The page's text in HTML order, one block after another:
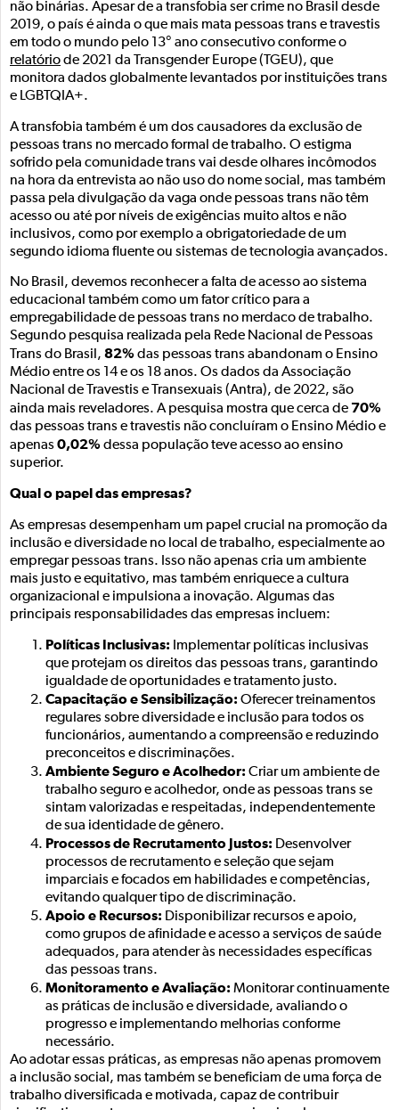
não binárias. Apesar de a transfobia ser crime no Brasil desde
2019, o país é ainda o que mais mata pessoas trans e travestis
em todo o mundo pelo 13° ano consecutivo conforme o
relatóriode 2021 da Transgender Europe (TGEU), que
monitora dados globalmente levantados por instituições trans
e LGBTQIA+.
A transfobia também é um dos causadores da exclusão de
pessoas trans no mercado formal de trabalho. O estigma
sofrido pela comunidade trans vai desde olhares incômodos
na hora da entrevista ao não uso do nome social, mas também
passa pela divulgação da vaga onde pessoas trans não têm
acesso ou até por níveis de exigências muito altos e não
inclusivos, como por exemplo a obrigatoriedade de um
segundo idioma fluente ou sistemas de tecnologia avançados.
No Brasil, devemos reconhecer a falta de acesso ao sistema
educacional também como um fator crítico para a
empregabilidade de pessoas trans no merdaco de trabalho.
Segundo pesquisa realizada pela Rede Nacional de Pessoas
Trans do Brasil, 82%das pessoas trans abandonam o Ensino
Médio entre os 14 e os 18 anos. Os dados da Associação
Nacional de Travestis e Transexuais (Antra), de 2022, são
ainda mais reveladores. A pesquisa mostra que cerca de 70%
das pessoas trans e travestis não concluíram o Ensino Médio e
apenas0,02%dessa população teve acesso ao ensino
superior.
Qual o papel das empresas?
As empresas desempenham um papel crucial na promoção da
inclusão e diversidade no local de trabalho, especialmente ao
empregar pessoas trans. Isso não apenas cria um ambiente
mais justo e equitativo, mas também enriquece a cultura
organizacional e impulsiona a inovação. Algumas das
principais responsabilidades das empresas incluem:
Políticas Inclusivas: Implementar políticas inclusivas
que protejam os direitos das pessoas trans, garantindo
igualdade de oportunidades e tratamento justo.
Capacitação e Sensibilização: Oferecer treinamentos
regulares sobre diversidade e inclusão para todos os
funcionários, aumentando a compreensão e reduzindo
preconceitos e discriminações.
Ambiente Seguro e Acolhedor: Criar um ambiente de
trabalho seguro e acolhedor, onde as pessoas trans se
sintam valorizadas e respeitadas, independentemente
de sua identidade de gênero.
Processos de Recrutamento Justos: Desenvolver
processos de recrutamento e seleção que sejam
imparciais e focados em habilidades e competências,
evitando qualquer tipo de discriminação.
Apoio e Recursos: Disponibilizar recursos e apoio,
como grupos de afinidade e acesso a serviços de saúde
adequados, para atender às necessidades específicas
das pessoas trans.
Monitoramento e Avaliação: Monitorar continuamente
as práticas de inclusão e diversidade, avaliando o
progresso e implementando melhorias conforme
necessário.
Ao adotar essas práticas, as empresas não apenas promovem
a inclusão social, mas também se beneficiam de uma força de
trabalho diversificada e motivada, capaz de contribuir